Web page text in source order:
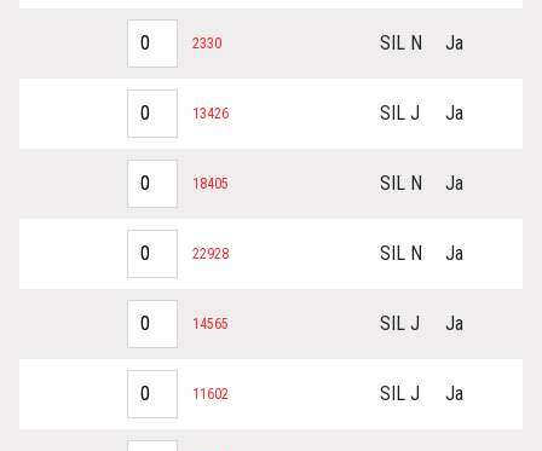
2330 SIL N Ja
13426 SIL J Ja
18405 SIL N Ja
22928 SIL N Ja
14565 SIL J Ja
11602 SIL J Ja